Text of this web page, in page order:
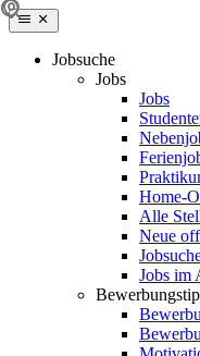
Jobsuche
Jobs
Jobs
Home-
Alle
Neue
Jobs im